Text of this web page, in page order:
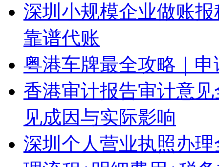
深圳小规模企业做账
靠谱代账
粤港车牌最全攻略｜
香港审计报告审计意
见成因与实际影响
深圳个人营业执照办